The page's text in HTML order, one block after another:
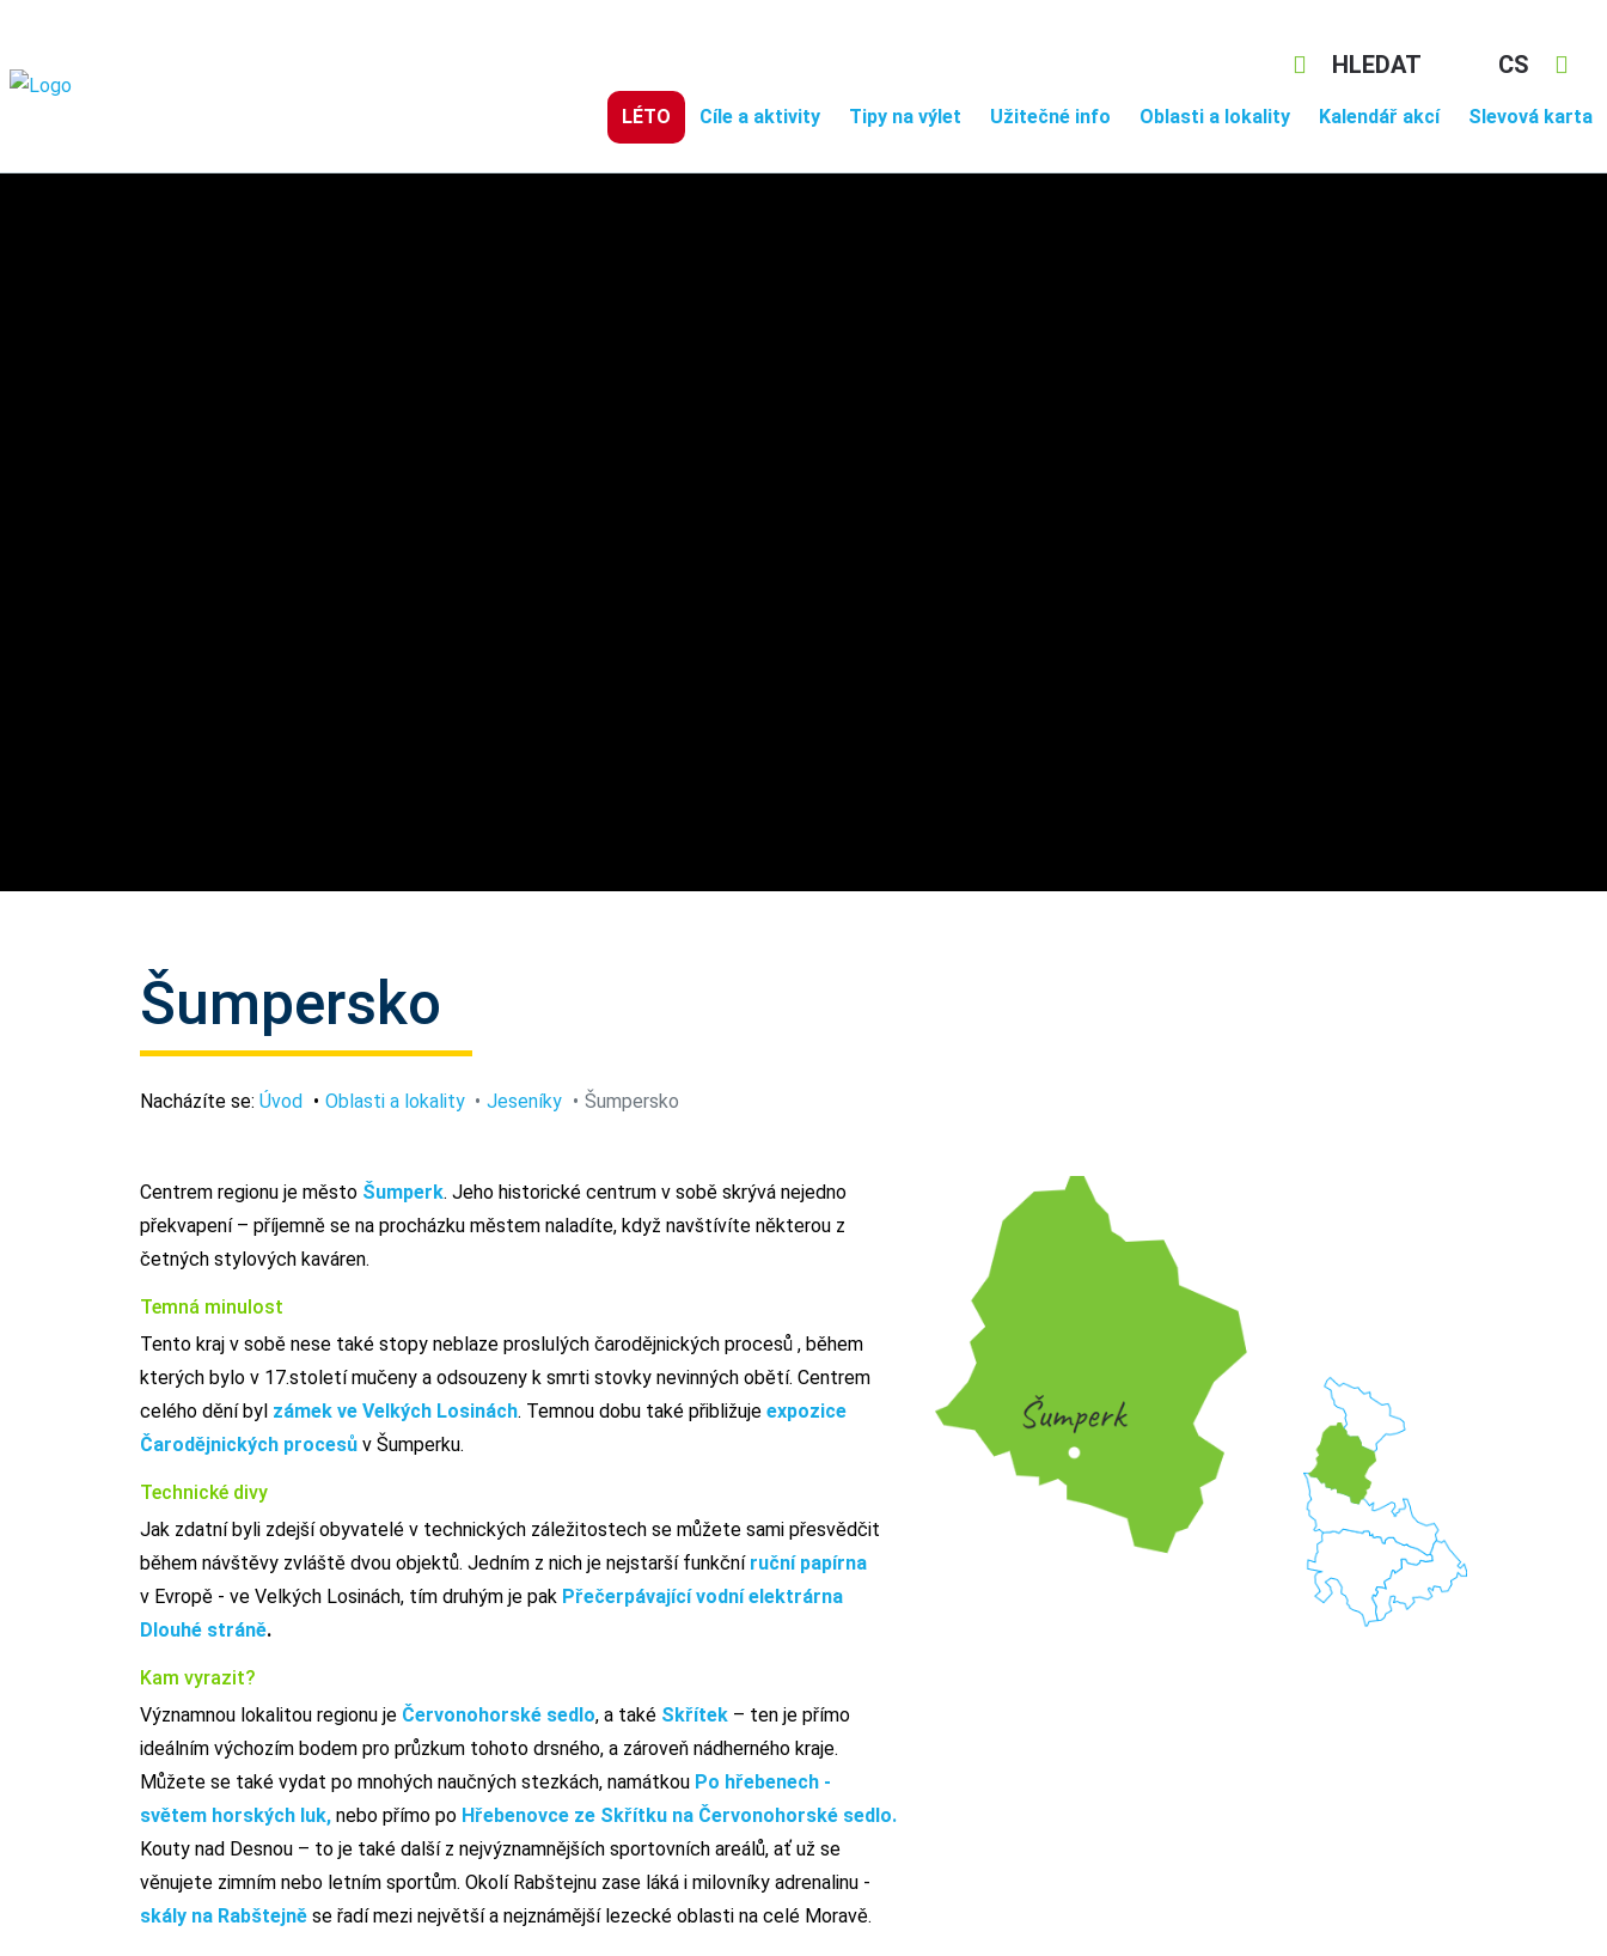
CS
HLEDAT
LÉTO Cíle a aktivity Tipy na výlet Užitečné info Oblasti a lokality Kalendář akcí Slevová karta
Šumpersko
Nacházíte se: Úvod Oblasti a lokality Jeseníky Šumpersko
Centrem regionu je město Šumperk. Jeho historické centrum v sobě skrývá nejedno
překvapení – příjemně se na procházku městem naladíte, když navštívíte některou z
četných stylových kaváren.
Temná minulost
Tento kraj v sobě nese také stopy neblaze proslulých čarodějnických procesů , během
kterých bylo v 17.století mučeny a odsouzeny k smrti stovky nevinných obětí. Centrem
celého dění byl zámek ve Velkých Losinách. Temnou dobu také přibližuje expozice
Čarodějnických procesů v Šumperku.
Technické divy
Jak zdatní byli zdejší obyvatelé v technických záležitostech se můžete sami přesvědčit
během návštěvy zvláště dvou objektů. Jedním z nich je nejstarší funkční ruční papírna
v Evropě - ve Velkých Losinách, tím druhým je pak Přečerpávající vodní elektrárna
Dlouhé stráně.
Kam vyrazit?
Významnou lokalitou regionu je Červonohorské sedlo, a také Skřítek – ten je přímo
ideálním výchozím bodem pro průzkum tohoto drsného, a zároveň nádherného kraje.
Můžete se také vydat po mnohých naučných stezkách, namátkou Po hřebenech -
světem horských luk, nebo přímo po Hřebenovce ze Skřítku na Červonohorské sedlo.
Kouty nad Desnou – to je také další z nejvýznamnějších sportovních areálů, ať už se
věnujete zimním nebo letním sportům. Okolí Rabštejnu zase láká i milovníky adrenalinu -
skály na Rabštejně se řadí mezi největší a nejznámější lezecké oblasti na celé Moravě.